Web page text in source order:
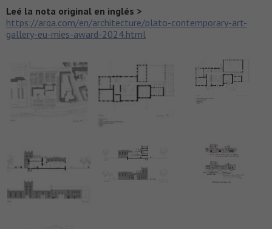
Leé la nota original en inglés >
https://arqa.com/en/architecture/plato-contemporary-art-
gallery-eu-mies-award-2024.html